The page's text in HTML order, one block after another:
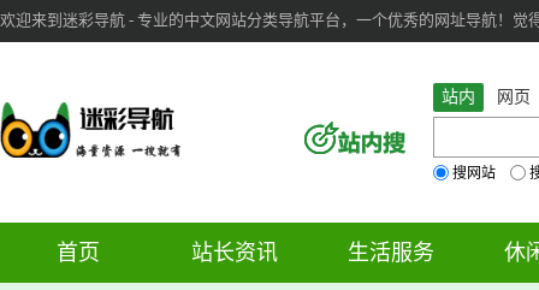
欢迎来到迷彩导航 - 专业的中文网站分类导航平台，一个优秀的网址导航！觉
站内 网页
搜网站
首页 站长资讯 生活服务 休